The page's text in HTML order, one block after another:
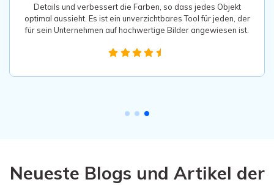
optimal aussieht. Es ist ein unverzichtbares Tool für jeden, der
für sein Unternehmen auf hochwertige Bilder angewiesen ist.